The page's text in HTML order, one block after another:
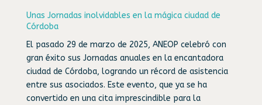
Unas Jornadas inolvidables en la mágica ciudad de
Córdoba
El pasado 29 de marzo de 2025, ANEOP celebró con
gran éxito sus Jornadas anuales en la encantadora
ciudad de Córdoba, logrando un récord de asistencia
entre sus asociados. Este evento, que ya se ha
convertido en una cita imprescindible para la